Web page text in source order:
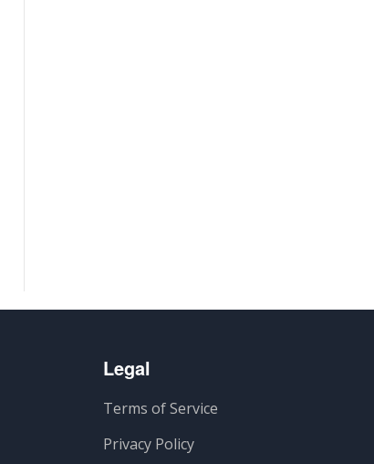
Legal
Terms of Service
Privacy Policy